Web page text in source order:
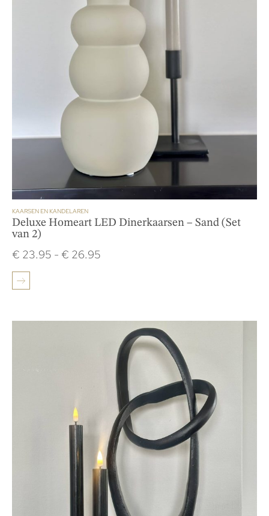
KAARSEN EN KANDELAREN
Deluxe Homeart LED Dinerkaarsen – Sand (Set
van 2)
€ 23.95 - € 26.95